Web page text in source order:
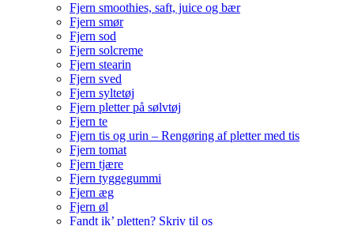
Fjern smoothies, saft, juice og bær
Fjern smør
Fjern sod
Fjern solcreme
Fjern stearin
Fjern sved
Fjern syltetøj
Fjern pletter på sølvtøj
Fjern te
Fjern tis og urin – Rengøring af pletter med tis
Fjern tomat
Fjern tjære
Fjern tyggegummi
Fjern æg
Fjern øl
Fandt ik’ pletten? Skriv til os